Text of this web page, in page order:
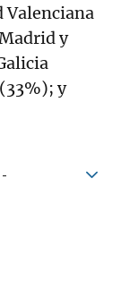
Valenciana
y
y